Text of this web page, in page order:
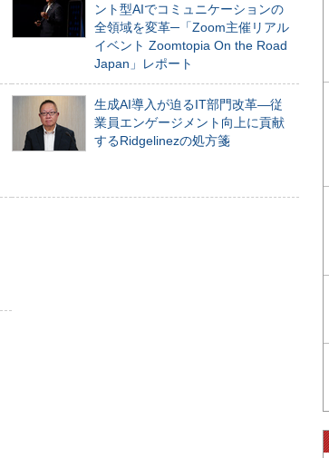
ント型AIでコミュニケーションの
全領域を変革─「Zoom主催リアル
イベント Zoomtopia On the Road
Japan」レポート
生成AI導入が迫るIT部門改革―従
業員エンゲージメント向上に貢献
するRidgelinezの処方箋